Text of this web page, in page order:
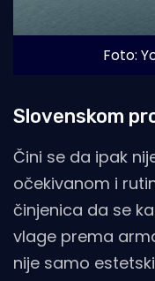
Foto:
Slovenskom
Čini se da ipak
očekivanom i
činjenica da se
vlage prema
nije samo